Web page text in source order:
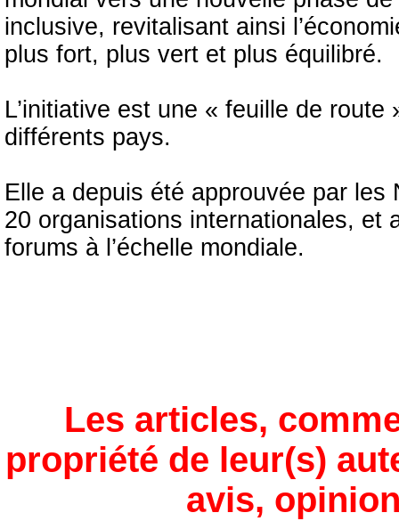
inclusive, revitalisant ainsi
plus fort, plus vert et plus équilibré.
L’initiative est une « feuille de
différents pays.
Elle a depuis été approuvée par
20 organisations internationales, et
forums à l’échelle mondiale.
Les articles,
propriété de leur(s)
avis,